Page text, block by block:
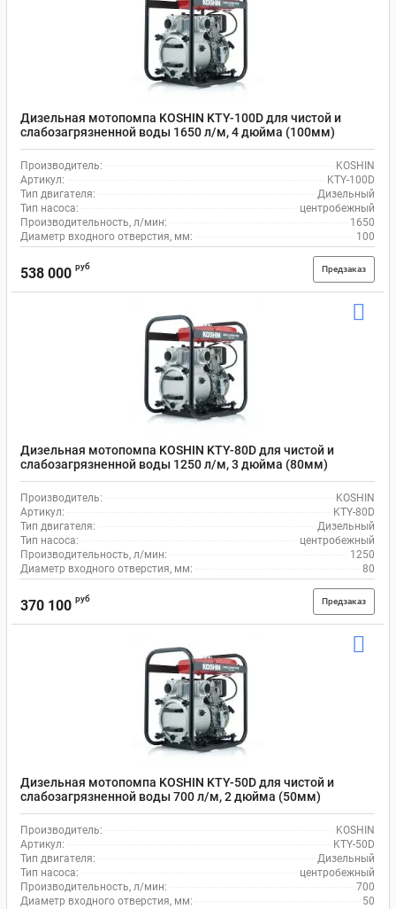
Дизельная мотопомпа KOSHIN KTY-100D для чистой и
слабозагрязненной воды 1650 л/м, 4 дюйма (100мм)
Производитель:
KOSHIN
Артикул:
KTY-100D
Тип двигателя:
Дизельный
Тип насоса:
центробежный
Производительность, л/мин:
1650
Диаметр входного отверстия, мм:
100
538 000 руб Предзаказ
Дизельная мотопомпа KOSHIN KTY-80D для чистой и
слабозагрязненной воды 1250 л/м, 3 дюйма (80мм)
Производитель:
KOSHIN
Артикул:
KTY-80D
Тип двигателя:
Дизельный
Тип насоса:
центробежный
Производительность, л/мин:
1250
Диаметр входного отверстия, мм:
80
370 100 руб Предзаказ
Дизельная мотопомпа KOSHIN KTY-50D для чистой и
слабозагрязненной воды 700 л/м, 2 дюйма (50мм)
Производитель:
KOSHIN
Артикул:
KTY-50D
Тип двигателя:
Дизельный
Тип насоса:
центробежный
Производительность, л/мин:
700
Диаметр входного отверстия, мм:
50